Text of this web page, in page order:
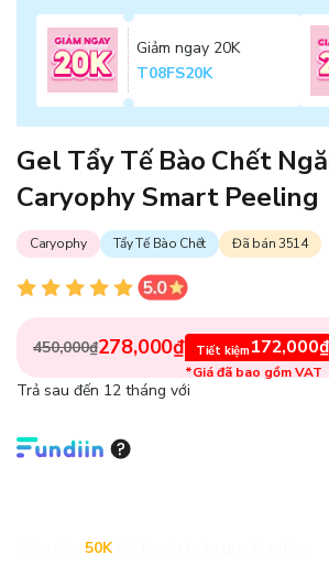
Giảm ngay 20K
T08FS20K
Gel Tẩy Tế Bào Chết
Caryophy Smart Peeling
Caryophy Tẩy Tế Bào Chết Đã bán 3514
450,000₫278,000₫ Tiết kiệm172,000₫
*Giá đã bao gồm VAT
Trả sau đến 12 tháng với
50K